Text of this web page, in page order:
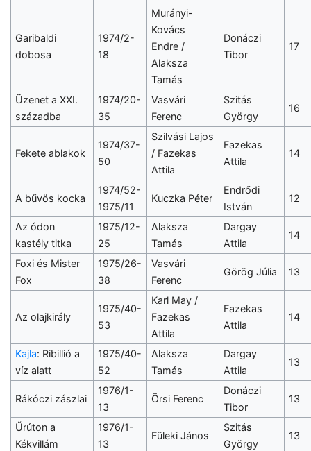
Garibaldi
dobosa
1974/2-
18
Murányi-
Kovács
Endre /
Alaksza
Tamás
Donáczi
Tibor
17
Üzenet a XXI.
századba
1974/20-
35
Vasvári
Ferenc
Szitás
György
16
Fekete ablakok
1974/37-
50
Szilvási Lajos
/ Fazekas
Attila
Fazekas
Attila
14
A bűvös kocka
1974/52-
1975/11
Kuczka Péter
Endrődi
István
12
Az ódon
kastély titka
1975/12-
25
Alaksza
Tamás
Dargay
Attila
14
Foxi és Mister
Fox
1975/26-
38
Vasvári
Ferenc
Görög Júlia 13
Az olajkirály
1975/40-
53
Karl May /
Fazekas
Attila
Fazekas
Attila
14
Kajla: Ribillió a
víz alatt
1975/40-
52
Alaksza
Tamás
Dargay
Attila
13
Rákóczi zászlai
1976/1-
13
Örsi Ferenc
Donáczi
Tibor
13
Űrúton a
Kékvillám
1976/1-
13
Füleki János
Szitás
György
13